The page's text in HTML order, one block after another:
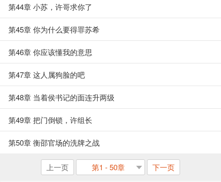
第44章 小苏，许哥求你了
第45章 你为什么要得罪苏希
第46章 你应该懂我的意思
第47章 这人属狗脸的吧
第48章 当着侯书记的面连升两级
第49章 把门倒锁，许组长
第50章 衡邵官场的洗牌之战
上一页 第1 - 50章 下一页